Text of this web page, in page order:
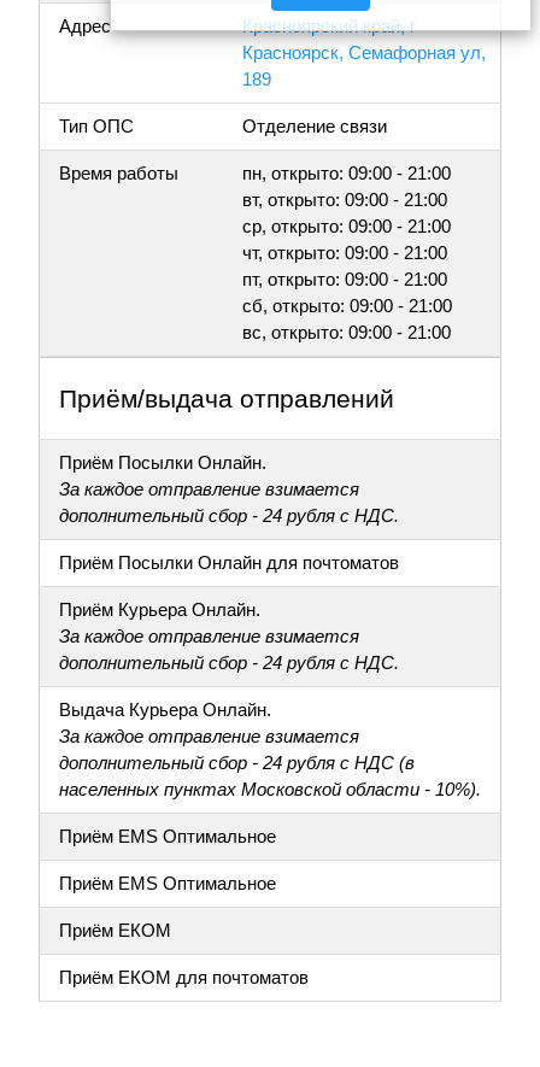
Адрес
Красноярский край, г
Красноярск, Семафорная ул,
189
Тип ОПС Отделение связи
Время работы
пн, открыто: 09:00 - 21:00
вт, открыто: 09:00 - 21:00
ср, открыто: 09:00 - 21:00
чт, открыто: 09:00 - 21:00
пт, открыто: 09:00 - 21:00
сб, открыто: 09:00 - 21:00
вс, открыто: 09:00 - 21:00
Приём/выдача отправлений
Приём Посылки Онлайн.
За каждое отправление взимается
дополнительный сбор - 24 рубля с НДС.
Приём Посылки Онлайн для почтоматов
Приём Курьера Онлайн.
За каждое отправление взимается
дополнительный сбор - 24 рубля с НДС.
Выдача Курьера Онлайн.
За каждое отправление взимается
дополнительный сбор - 24 рубля с НДС (в
населенных пунктах Московской области - 10%).
Приём EMS Оптимальное
Приём EMS Оптимальное
Приём ЕКОМ
Приём ЕКОМ для почтоматов